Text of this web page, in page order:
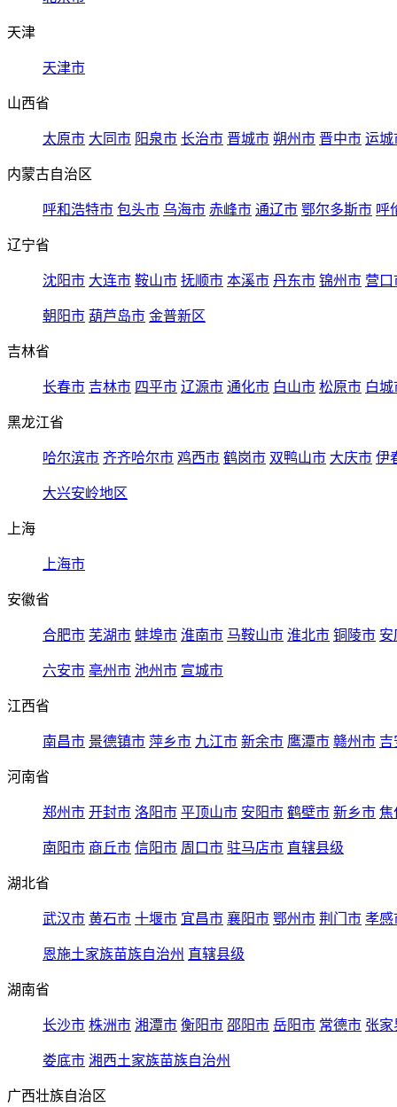
天津
天津市
山西省
太原市 大同市 阳泉市 长治市 晋城市 朔州市 晋中市 运城
内蒙古自治区
呼和浩特市 包头市 乌海市 赤峰市 通辽市 鄂尔多斯市 呼
辽宁省
沈阳市 大连市 鞍山市 抚顺市 本溪市 丹东市 锦州市 营口
朝阳市 葫芦岛市 金普新区
吉林省
长春市 吉林市 四平市 辽源市 通化市 白山市 松原市 白城
黑龙江省
哈尔滨市 齐齐哈尔市 鸡西市 鹤岗市 双鸭山市 大庆市 伊
大兴安岭地区
上海
上海市
安徽省
合肥市 芜湖市 蚌埠市 淮南市 马鞍山市 淮北市 铜陵市 安
六安市 亳州市 池州市 宣城市
江西省
南昌市 景德镇市 萍乡市 九江市 新余市 鹰潭市 赣州市 吉
河南省
郑州市 开封市 洛阳市 平顶山市 安阳市 鹤壁市 新乡市 焦
南阳市 商丘市 信阳市 周口市 驻马店市 直辖县级
湖北省
武汉市 黄石市 十堰市 宜昌市 襄阳市 鄂州市 荆门市 孝感
恩施土家族苗族自治州 直辖县级
湖南省
长沙市 株洲市 湘潭市 衡阳市 邵阳市 岳阳市 常德市 张家
娄底市 湘西土家族苗族自治州
广西壮族自治区